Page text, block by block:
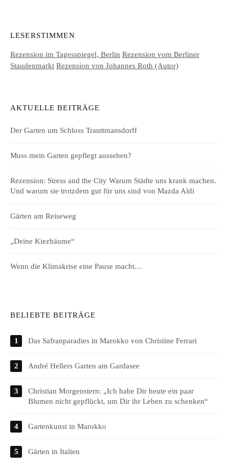
LESERSTIMMEN
Rezension im Tagesspiegel, Berlin Rezension vom Berliner
Staudenmarkt Rezension von Johannes Roth (Autor)
AKTUELLE BEITRÄGE
Der Garten um Schloss Trauttmansdorff
Muss mein Garten gepflegt aussehen?
Rezension: Stress and the City Warum Städte uns krank machen.
Und warum sie trotzdem gut für uns sind von Mazda Aldi
Gärten am Reiseweg
„Deine Kiezbäume“
Wenn die Klimakrise eine Pause macht…
BELIEBTE BEITRÄGE
Das Safranparadies in Marokko von Christine Ferrari
André Hellers Garten am Gardasee
Christian Morgenstern: „Ich habe Dir heute ein paar
Blumen nicht gepflückt, um Dir ihr Leben zu schenken“
Gartenkunst in Marokko
Gärten in Italien